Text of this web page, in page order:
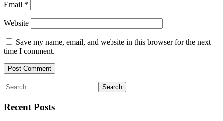
Email *
Website
Save my name, email, and website in this browser for the next
time I comment.
Search
for:
Recent Posts